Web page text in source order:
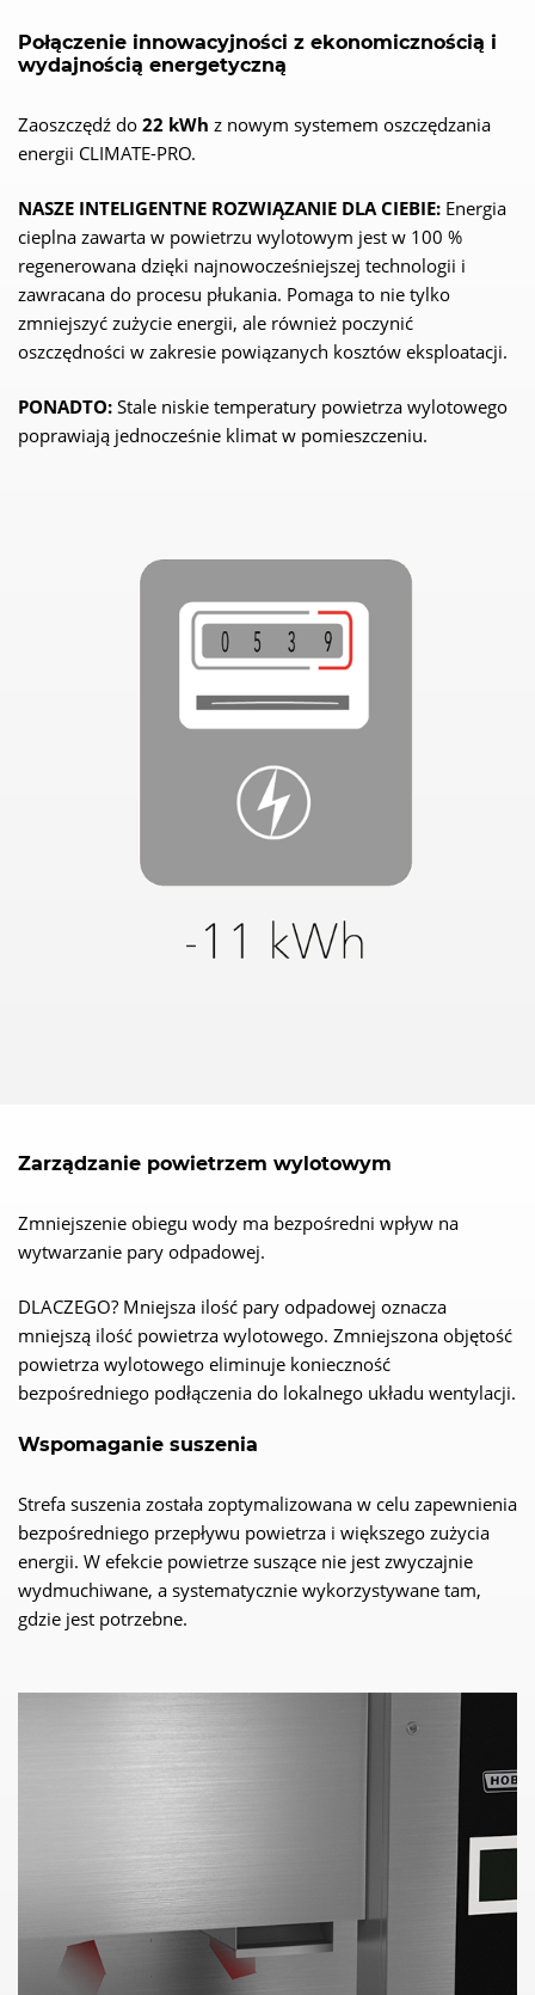
Połączenie innowacyjności z ekonomicznością i
wydajnością energetyczną
Zaoszczędź do 22 kWh z nowym systemem oszczędzania
energii CLIMATE-PRO.
NASZE INTELIGENTNE ROZWIĄZANIE DLA CIEBIE: Energia
cieplna zawarta w powietrzu wylotowym jest w 100 %
regenerowana dzięki najnowocześniejszej technologii i
zawracana do procesu płukania. Pomaga to nie tylko
zmniejszyć zużycie energii, ale również poczynić
oszczędności w zakresie powiązanych kosztów eksploatacji.
PONADTO: Stale niskie temperatury powietrza wylotowego
poprawiają jednocześnie klimat w pomieszczeniu.
Zarządzanie powietrzem wylotowym
Zmniejszenie obiegu wody ma bezpośredni wpływ na
wytwarzanie pary odpadowej.
DLACZEGO? Mniejsza ilość pary odpadowej oznacza
mniejszą ilość powietrza wylotowego. Zmniejszona objętość
powietrza wylotowego eliminuje konieczność
bezpośredniego podłączenia do lokalnego układu wentylacji.
Wspomaganie suszenia
Strefa suszenia została zoptymalizowana w celu zapewnienia
bezpośredniego przepływu powietrza i większego zużycia
energii. W efekcie powietrze suszące nie jest zwyczajnie
wydmuchiwane, a systematycznie wykorzystywane tam,
gdzie jest potrzebne.
WE NEED YOUR CONSENT TO
LOAD THE YOUTUBE SERVICE!
This content is not permitted to load due to
trackers that are not disclosed to the visitor.
The website owner needs to setup the site
with their CMP to add this content to the list